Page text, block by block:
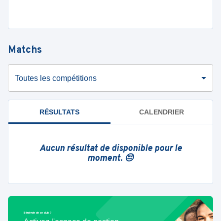
Matchs
Toutes les compétitions
RÉSULTATS CALENDRIER
Aucun résultat de disponible pour le
moment. 😔
Bénévole de ce club ?